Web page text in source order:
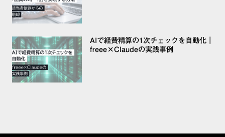
AIで経費精算の1次チェックを自動化｜
freee×Claudeの実践事例